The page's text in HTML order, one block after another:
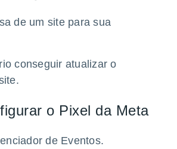
de um site para sua
conseguir atualizar o
o Pixel da Meta
de Eventos.